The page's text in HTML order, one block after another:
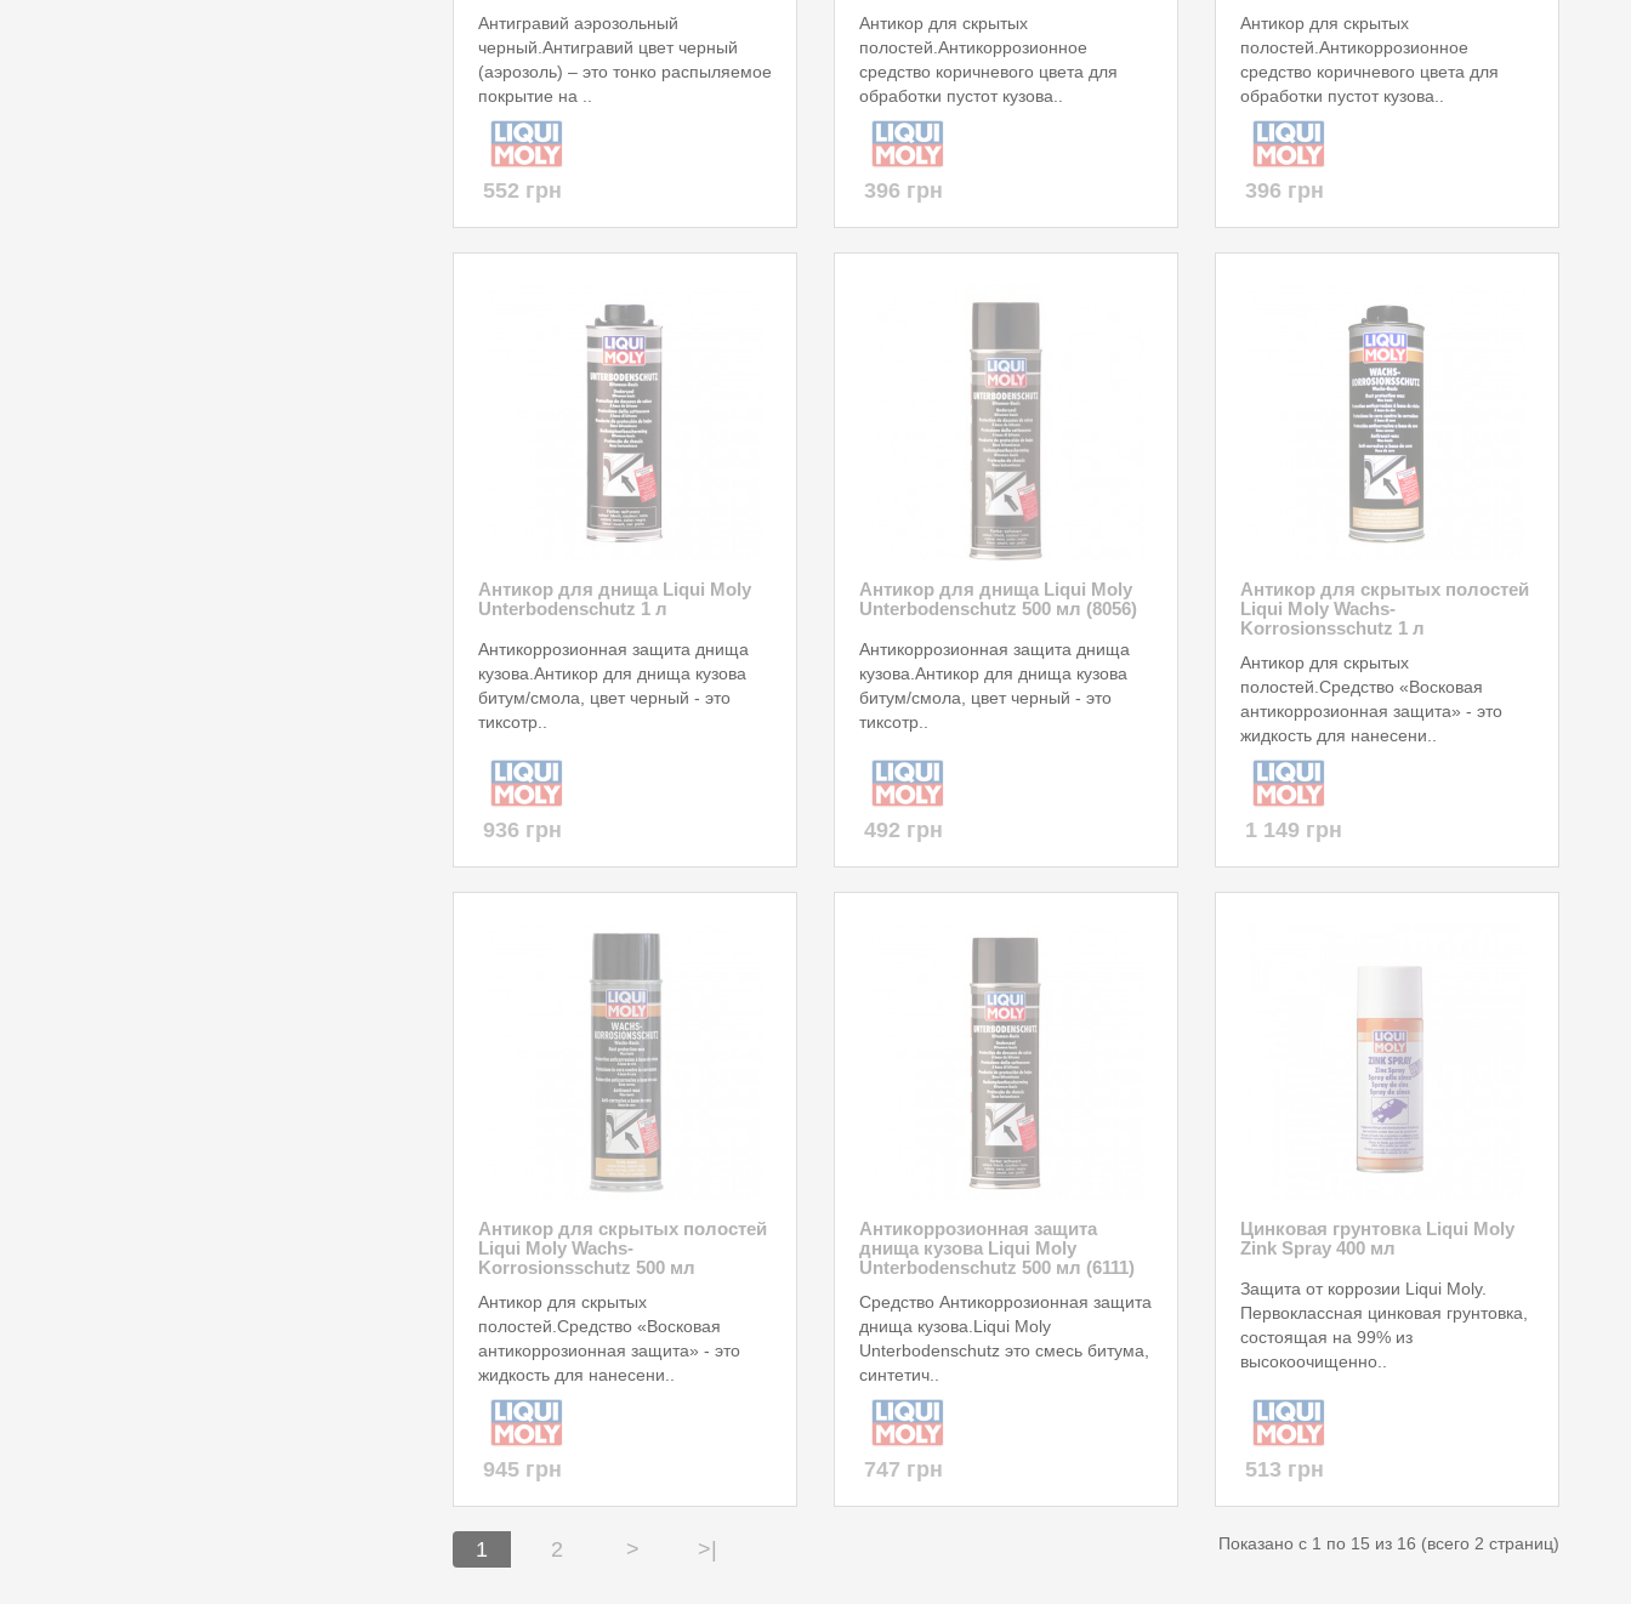
Антигравий аэрозольный
черный.Антигравий цвет черный
(аэрозоль) – это тонко распыляемое
покрытие на ..
552 грн
Антикор для скрытых
полостей.Антикоррозионное
средство коричневого цвета для
обработки пустот кузова..
396 грн
Антикор для скрытых
полостей.Антикоррозионное
средство коричневого цвета для
обработки пустот кузова..
396 грн
Антикор для днища Liqui Moly
Unterbodenschutz 1 л
Антикоррозионная защита днища
кузова.Антикор для днища кузова
битум/смола, цвет черный - это
тиксотр..
936 грн
Антикор для днища Liqui Moly
Unterbodenschutz 500 мл (8056)
Антикоррозионная защита днища
кузова.Антикор для днища кузова
битум/смола, цвет черный - это
тиксотр..
492 грн
Антикор для скрытых полостей
Liqui Moly Wachs-
Korrosionsschutz 1 л
Антикор для скрытых
полостей.Средство «Восковая
антикоррозионная защита» - это
жидкость для нанесени..
1 149 грн
Антикор для скрытых полостей
Liqui Moly Wachs-
Korrosionsschutz 500 мл
Антикор для скрытых
полостей.Средство «Восковая
антикоррозионная защита» - это
жидкость для нанесени..
945 грн
Антикоррозионная защита
днища кузова Liqui Moly
Unterbodenschutz 500 мл (6111)
Средство Антикоррозионная защита
днища кузова.Liqui Moly
Unterbodenschutz это смесь битума,
синтетич..
747 грн
Цинковая грунтовка Liqui Moly
Zink Spray 400 мл
Защита от коррозии Liqui Moly.
Первоклассная цинковая грунтовка,
состоящая на 99% из
высокоочищенно..
513 грн
1 2 > >| Показано с 1 по 15 из 16 (всего 2 страниц)